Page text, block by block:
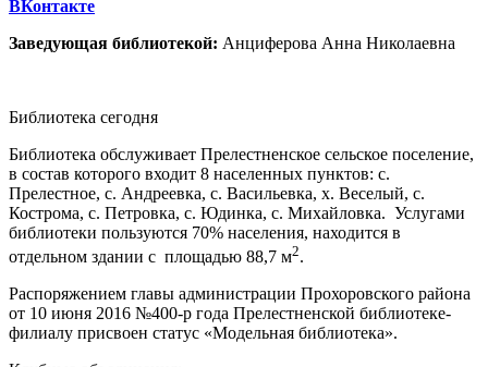
ВКонтакте
Заведующая библиотекой: Анциферова Анна Николаевна
Библиотека сегодня
Библиотека обслуживает Прелестненское сельское поселение,
в состав которого входит 8 населенных пунктов: с.
Прелестное, с. Андреевка, с. Васильевка, х. Веселый, с.
Кострома, с. Петровка, с. Юдинка, с. Михайловка. Услугами
библиотеки пользуются 70% населения, находится в
отдельном здании с площадью 88,7 м2.
Распоряжением главы администрации Прохоровского района
от 10 июня 2016 №400-р года Прелестненской библиотеке-
филиалу присвоен статус «Модельная библиотека».